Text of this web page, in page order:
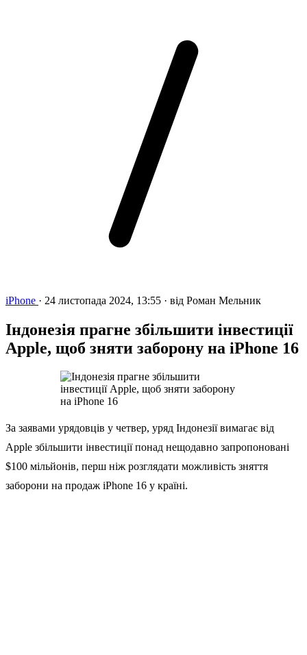
iPhone · 24 листопада 2024, 13:55 · від Роман Мельник
Індонезія прагне збільшити інвестиції
Apple, щоб зняти заборону на iPhone 16
За заявами урядовців у четвер, уряд Індонезії вимагає від
Apple збільшити інвестиції понад нещодавно запропоновані
$100 мільйонів, перш ніж розглядати можливість зняття
заборони на продаж iPhone 16 у країні.